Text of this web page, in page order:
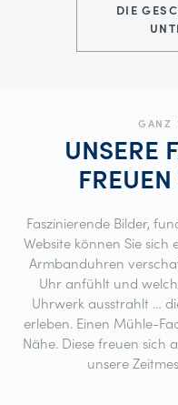
DIE
GANZ
UNSERE
Faszinierende Bilder,
Website können Sie
Armbanduhren
Uhr anfühlt und
Uhrwerk ausstrahlt …
erleben. Einen Mühle-
Nähe. Diese freuen sich
unsere